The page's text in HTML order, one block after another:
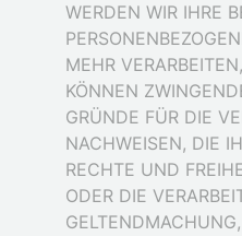
WERDEN WIR IHRE
MEHR
KÖNNEN
GRÜNDE FÜR DIE
NACHWEISEN, DIE
RECHTE UND
ODER DIE